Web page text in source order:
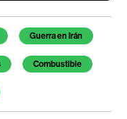
Guerra en Irán
Combustible